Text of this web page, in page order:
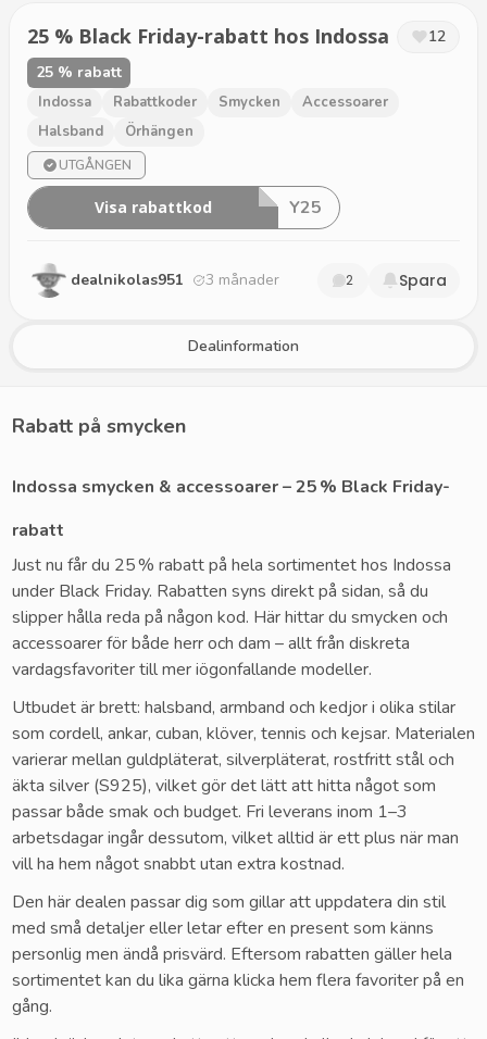
25 % Black Friday-rabatt hos Indossa
12
25 % rabatt
Indossa Rabattkoder Smycken
Accessoarer
Halsband
Örhängen
UTGÅNGEN
Visa rabattkod Y25
dealnikolas951 3 månader 2 Spara
Dealinformation
Rabatt på smycken
Indossa smycken & accessoarer – 25 % Black Friday-
rabatt
Just nu får du 25 % rabatt på hela sortimentet hos Indossa
under Black Friday. Rabatten syns direkt på sidan, så du
slipper hålla reda på någon kod. Här hittar du smycken och
accessoarer för både herr och dam – allt från diskreta
vardagsfavoriter till mer iögonfallande modeller.
Utbudet är brett: halsband, armband och kedjor i olika stilar
som cordell, ankar, cuban, klöver, tennis och kejsar. Materialen
varierar mellan guldpläterat, silverpläterat, rostfritt stål och
äkta silver (S925), vilket gör det lätt att hitta något som
passar både smak och budget. Fri leverans inom 1–3
arbetsdagar ingår dessutom, vilket alltid är ett plus när man
vill ha hem något snabbt utan extra kostnad.
Den här dealen passar dig som gillar att uppdatera din stil
med små detaljer eller letar efter en present som känns
personlig men ändå prisvärd. Eftersom rabatten gäller hela
sortimentet kan du lika gärna klicka hem flera favoriter på en
gång.